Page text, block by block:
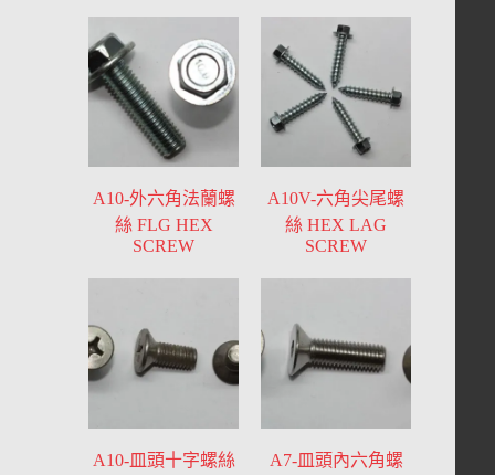
A10-外六角法蘭螺
絲 FLG HEX
SCREW
A10V-六角尖尾螺
絲 HEX LAG
SCREW
A10-皿頭十字螺絲
A7-皿頭內六角螺